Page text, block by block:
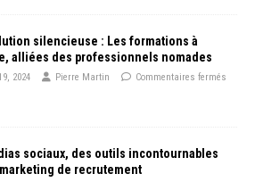
silencieuse : Les formations à
alliées des professionnels nomades
2024 Pierre Martin Commentaires fermés
sociaux, des outils incontournables
de recrutement